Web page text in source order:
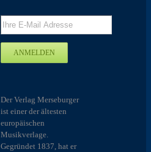
Der Verlag Merseburger
ist einer der ältesten
europäischen
Musikverlage.
Gegründet 1837, hat er